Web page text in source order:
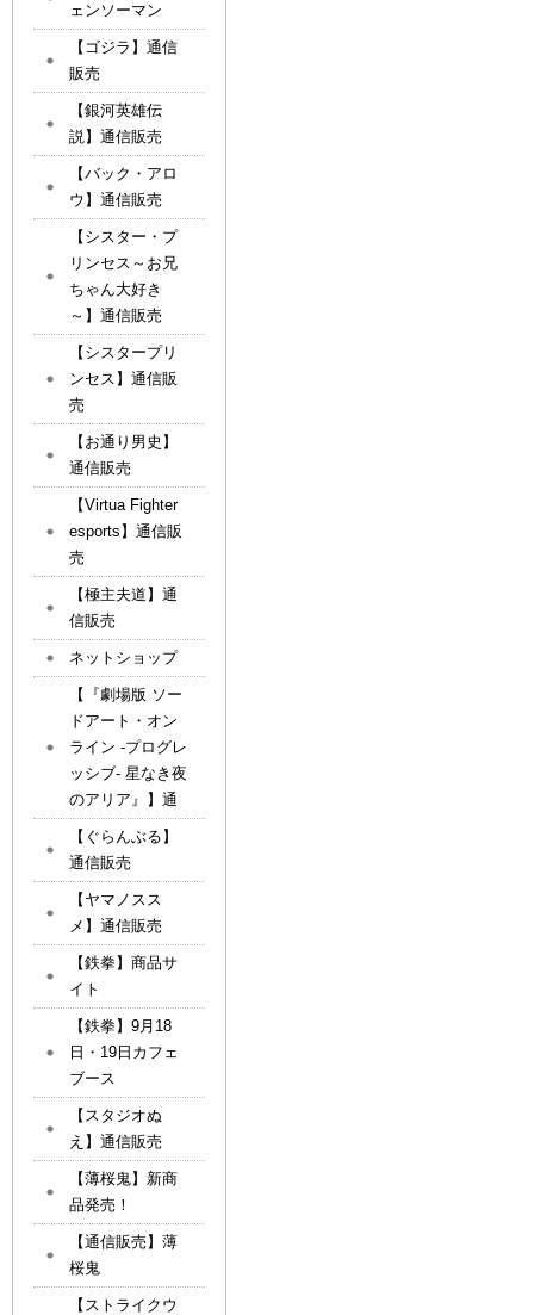
ェンソーマン
【ゴジラ】通信
販売
【銀河英雄伝
説】通信販売
【バック・アロ
ウ】通信販売
【シスター・プ
リンセス～お兄
ちゃん大好き
～】通信販売
【シスタープリ
ンセス】通信販
売
【お通り男史】
通信販売
【Virtua Fighter
esports】通信販
売
【極主夫道】通
信販売
ネットショップ
【『劇場版 ソー
ドアート・オン
ライン -プログレ
ッシブ- 星なき夜
のアリア』】通
【ぐらんぶる】
通信販売
【ヤマノスス
メ】通信販売
【鉄拳】商品サ
イト
【鉄拳】9月18
日・19日カフェ
ブース
【スタジオぬ
え】通信販売
【薄桜鬼】新商
品発売！
【通信販売】薄
桜鬼
【ストライクウ